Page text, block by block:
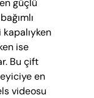
güçlü
kapalıyken
ise
Bu çift
en
videosu